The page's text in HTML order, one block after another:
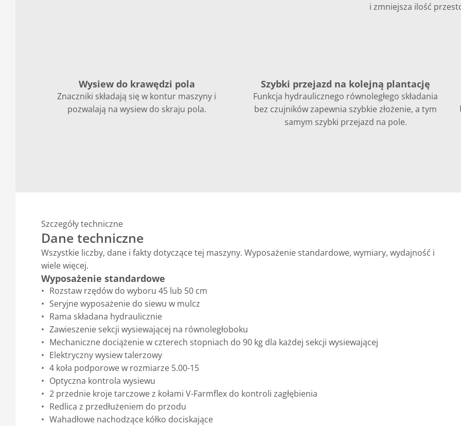
i zmniejsza ilość
Wysiew do krawędzi pola
Znaczniki składają się w kontur maszyny i
pozwalają na wysiew do skraju pola.
Szybki przejazd na kolejną plantację
Funkcja hydraulicznego równoległego składania
bez czujników zapewnia szybkie złożenie, a tym
samym szybki przejazd na pole.
Szczegóły techniczne
Dane techniczne
Wszystkie liczby, dane i fakty dotyczące tej maszyny. Wyposażenie standardowe, wymiary, wydajność i
wiele więcej.
Wyposażenie standardowe
Rozstaw rzędów do wyboru 45 lub 50 cm
Seryjne wyposażenie do siewu w mulcz
Rama składana hydraulicznie
Zawieszenie sekcji wysiewającej na równoległoboku
Mechaniczne dociążenie w czterech stopniach do 90 kg dla każdej sekcji wysiewającej
Elektryczny wysiew talerzowy
4 koła podporowe w rozmiarze 5.00-15
Optyczna kontrola wysiewu
2 przednie kroje tarczowe z kołami V-Farmflex do kontroli zagłębienia
Redlica z przedłużeniem do przodu
Wahadłowe nachodzące kółko dociskające